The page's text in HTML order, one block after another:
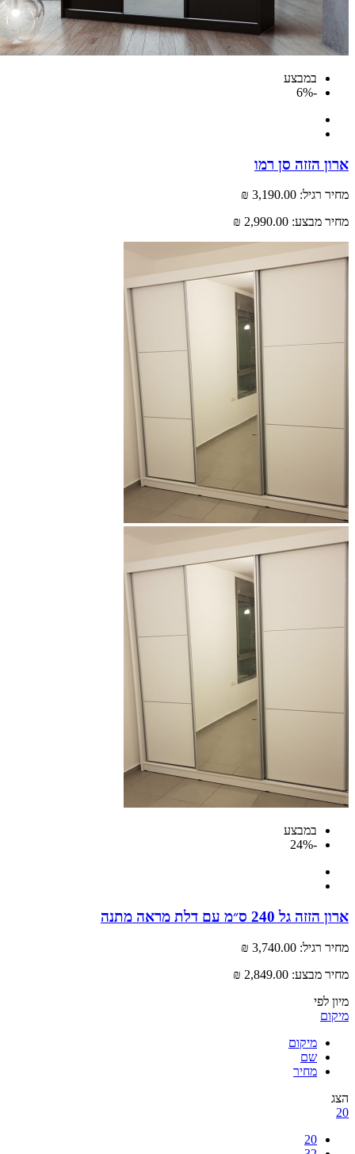
במבצע
הזזה סן רמו
רגיל: 3,190.00 ₪
מבצע: 2,990.00 ₪
במבצע
240 ס״מ עם דלת מראה מתנה
רגיל: 3,740.00 ₪
מבצע: 2,849.00 ₪
מיקום
שם
מחיר